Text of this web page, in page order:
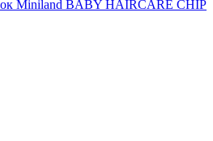
Miniland BABY HAIRCARE CHIP